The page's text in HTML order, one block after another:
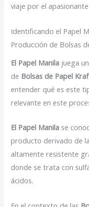
viaje por el
Identificando el Papel
Producción de Bolsas
El Papel Manila juega
de Bolsas de Papel
entender qué es este
relevante en este
El Papel Manila se
producto derivado de
altamente resistente
donde se trata con
ácidos.